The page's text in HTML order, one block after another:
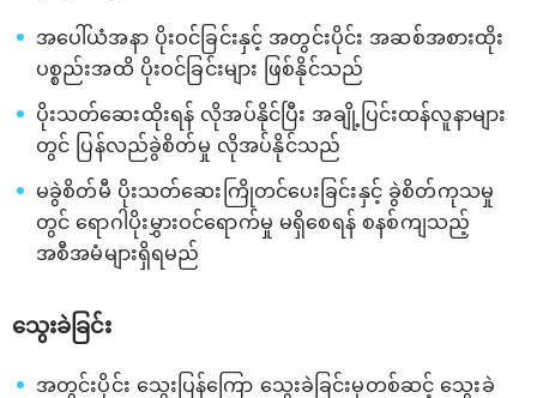
အပေါ်ယံအနာ ပိုးဝင်ခြင်းနှင့် အတွင်းပိုင်း အဆစ်အစားထိုး
ပစ္စည်းအထိ ပိုးဝင်ခြင်းများ ဖြစ်နိုင်သည်
ပိုးသတ်ဆေးထိုးရန် လိုအပ်နိုင်ပြီး အချို့ပြင်းထန်လူနာများ
တွင် ပြန်လည်ခွဲစိတ်မှု လိုအပ်နိုင်သည်
မခွဲစိတ်မီ ပိုးသတ်ဆေးကြိုတင်ပေးခြင်းနှင့် ခွဲစိတ်ကုသမှု
တွင် ရောဂါပိုးမွှားဝင်ရောက်မှု မရှိစေရန် စနစ်ကျသည့်
အစီအမံများရှိရမည်
သွေးခဲခြင်း
အတွင်းပိုင်း သွေးပြန်ကြော သွေးခဲခြင်းမှတစ်ဆင့် သွေးခဲ